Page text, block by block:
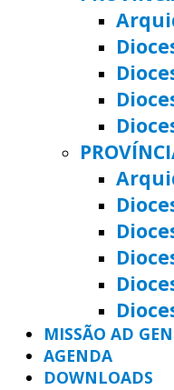
MISSÃO AD
AGENDA
DOWNLOADS